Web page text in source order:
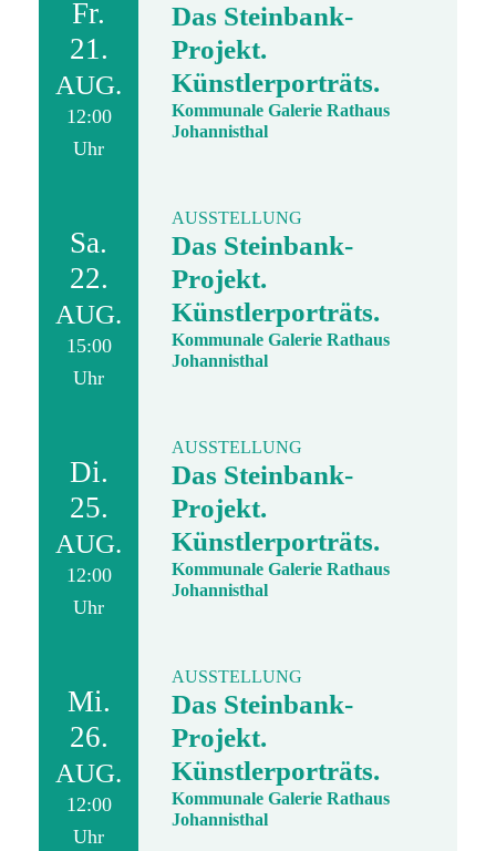
Fr.
21.
AUG.
12:00
Uhr
Das Steinbank-
Projekt.
Künstlerporträts.
Kommunale Galerie Rathaus
Johannisthal
Sa.
22.
AUG.
15:00
Uhr
AUSSTELLUNG
Das Steinbank-
Projekt.
Künstlerporträts.
Kommunale Galerie Rathaus
Johannisthal
Di.
25.
AUG.
12:00
Uhr
AUSSTELLUNG
Das Steinbank-
Projekt.
Künstlerporträts.
Kommunale Galerie Rathaus
Johannisthal
Mi.
26.
AUG.
12:00
Uhr
AUSSTELLUNG
Das Steinbank-
Projekt.
Künstlerporträts.
Kommunale Galerie Rathaus
Johannisthal